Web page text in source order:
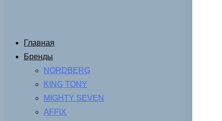
Главная
Бренды
NORDBERG
KING TONY
MIGHTY SEVEN
AFFIX